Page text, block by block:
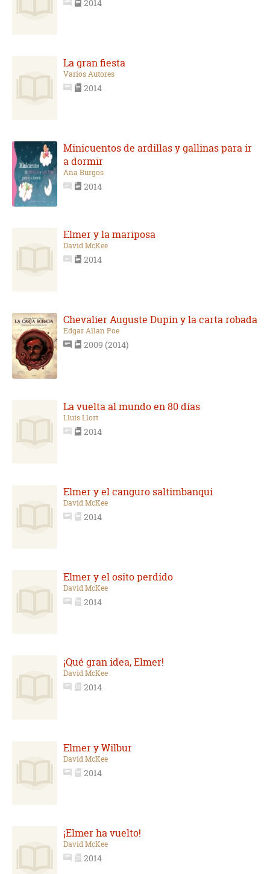
2014
La gran fiesta
Varios Autores
2014
Minicuentos de ardillas y gallinas para ir
a dormir
Ana Burgos
2014
Elmer y la mariposa
David McKee
2014
Chevalier Auguste Dupin y la carta robada
Edgar Allan Poe
2009 (2014)
La vuelta al mundo en 80 días
Lluís Llort
2014
Elmer y el canguro saltimbanqui
David McKee
2014
Elmer y el osito perdido
David McKee
2014
¡Qué gran idea, Elmer!
David McKee
2014
Elmer y Wilbur
David McKee
2014
¡Elmer ha vuelto!
David McKee
2014